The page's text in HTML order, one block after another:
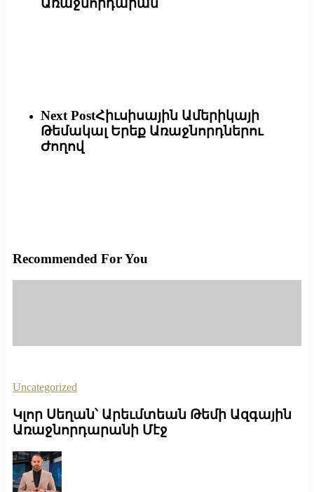
Առաջնորդարան
Next PostՀիւսիսային Ամերիկայի
Թեմակալ Երեք Առաջնորդներու
Ժողով
Recommended For You
Uncategorized
Կլոր Սեղան՝ Արեւմտեան Թեմի Ազգային
Առաջնորդարանի Մէջ